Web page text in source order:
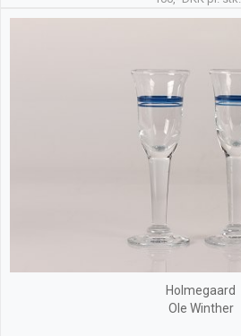
Holmegaard
Ole Winther